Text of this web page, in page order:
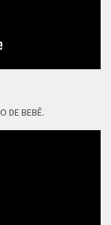
DE BEBÊ.